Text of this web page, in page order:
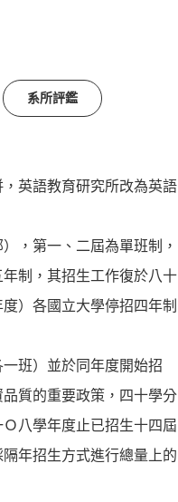
系所評鑑
英語教育研究所改為英語
，第一、二屆為單班制，
制，其招生工作復於八十
）各國立大學停招四年制
班）並於同年度開始招
質的重要政策，四十學分
八學年度止已招生十四屆
年招生方式進行總量上的